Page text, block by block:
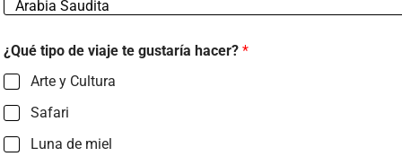
¿Qué tipo de viaje te gustaría hacer? *
Arte y Cultura
Safari
Luna de miel